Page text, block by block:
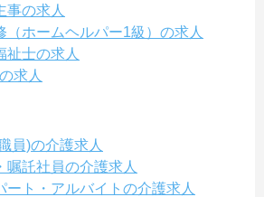
事の求人
（ホームヘルパー1級）の求人
祉士の求人
求人
員)の介護求人
嘱託社員の介護求人
ート・アルバイトの介護求人